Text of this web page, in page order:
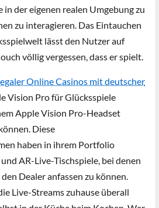
der eigenen realen Umgebung zu
zu interagieren. Das Eintauchen
lässt den Nutzer auf
völlig vergessen, dass er spielt.
Online Casinos mit deutscher
Vision Pro für Glücksspiele
Apple Vision Pro-Headset
Diese
haben in ihrem Portfolio
AR-Live-Tischspiele, bei denen
Dealer anfassen zu können.
Live-Streams zuhause überall